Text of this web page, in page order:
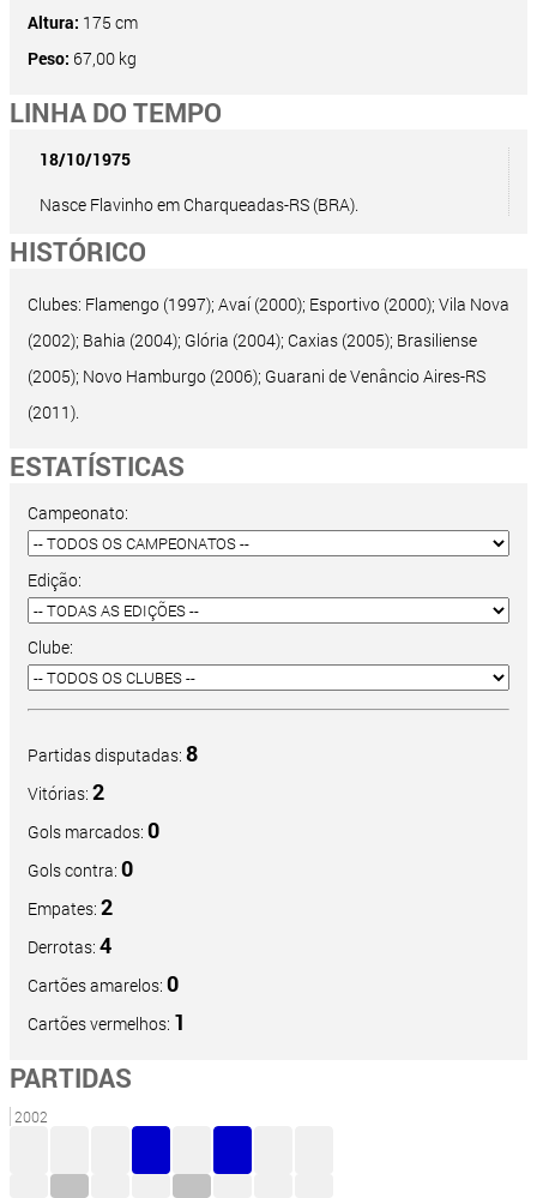
Altura: 175 cm
Peso: 67,00 kg
LINHA DO TEMPO
18/10/1975
Nasce Flavinho em Charqueadas-RS (BRA).
HISTÓRICO
Clubes: Flamengo (1997); Avaí (2000); Esportivo (2000); Vila Nova
(2002); Bahia (2004); Glória (2004); Caxias (2005); Brasiliense
(2005); Novo Hamburgo (2006); Guarani de Venâncio Aires-RS
(2011).
ESTATÍSTICAS
Campeonato:
Edição:
Clube:
Partidas disputadas: 8
Vitórias: 2
Gols marcados: 0
Gols contra: 0
Empates: 2
Derrotas: 4
Cartões amarelos: 0
Cartões vermelhos: 1
PARTIDAS
2002